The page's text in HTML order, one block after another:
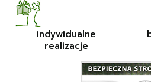
indywidualne
realizacje